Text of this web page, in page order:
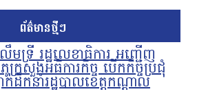
ព័ត៌មានថ្មីៗ
ទ្រី រដ្ឋលេខាធិការ អញ្ជើញ
រសួងអធិការកិច្ច បើកកិច្ចប្រជុំ
ក់ដឹកនាំរដ្ឋបាលខេត្តកណ្តាល